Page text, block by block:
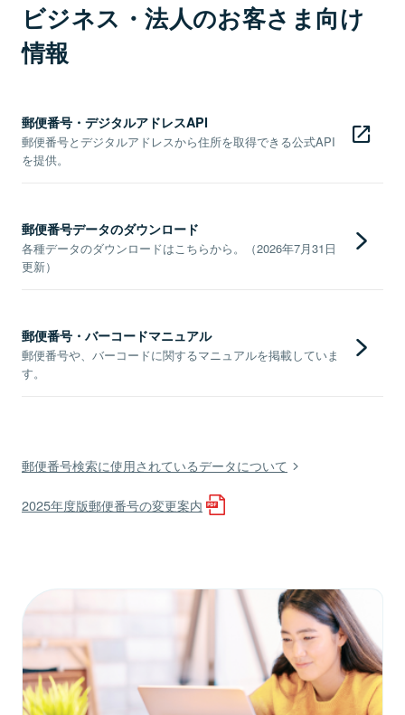
ビジネス・法人のお客さま向け
情報
郵便番号・デジタルアドレスAPI
郵便番号とデジタルアドレスから住所を取得できる公式API
を提供。
郵便番号データのダウンロード
各種データのダウンロードはこちらから。（2026年7月31日
更新）
郵便番号・バーコードマニュアル
郵便番号や、バーコードに関するマニュアルを掲載していま
す。
郵便番号検索に使用されているデータについて
2025年度版郵便番号の変更案内